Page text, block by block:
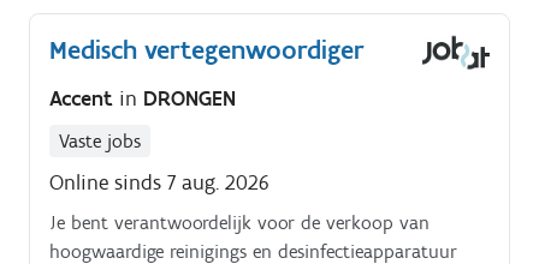
Medisch vertegenwoordiger
Accent in DRONGEN
Vaste jobs
Online sinds 7 aug. 2026
Je bent verantwoordelijk voor de verkoop van
hoogwaardige reinigings en desinfectieapparatuur